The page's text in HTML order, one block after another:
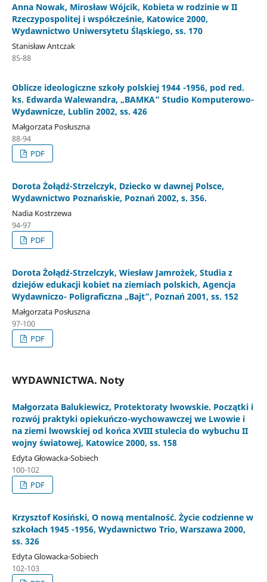
Anna Nowak, Mirosław Wójcik, Kobieta w rodzinie w II
Rzeczypospolitej i współcześnie, Katowice 2000,
Wydawnictwo Uniwersytetu Śląskiego, ss. 170
Stanisław Antczak
85-88
Oblicze ideologiczne szkoły polskiej 1944 -1956, pod red.
ks. Edwarda Walewandra, „BAMKA” Studio Komputerowo-
Wydawnicze, Lublin 2002, ss. 426
Małgorzata Posłuszna
88-94
PDF
Dorota Żołądź-Strzelczyk, Dziecko w dawnej Polsce,
Wydawnictwo Poznańskie, Poznań 2002, s. 356.
Nadia Kostrzewa
94-97
PDF
Dorota Żołądź-Strzelczyk, Wiesław Jamrożek, Studia z
dziejów edukacji kobiet na ziemiach polskich, Agencja
Wydawniczo- Poligraficzna „Bajt”, Poznań 2001, ss. 152
Małgorzata Posłuszna
97-100
PDF
WYDAWNICTWA. Noty
Małgorzata Balukiewicz, Protektoraty lwowskie. Początki i
rozwój praktyki opiekuńczo-wychowawczej we Lwowie i
na ziemi lwowskiej od końca XVIII stulecia do wybuchu II
wojny światowej, Katowice 2000, ss. 158
Edyta Głowacka-Sobiech
100-102
PDF
Krzysztof Kosiński, O nową mentalność. Życie codzienne w
szkołach 1945 -1956, Wydawnictwo Trio, Warszawa 2000,
ss. 326
Edyta Glowacka-Sobiech
102-103